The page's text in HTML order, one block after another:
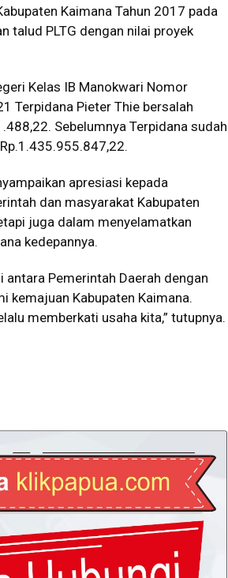
Kaimana Tahun 2017 pada
talud PLTG dengan nilai proyek
Kelas IB Manokwari Nomor
Terpidana Pieter Thie bersalah
Sebelumnya Terpidana sudah
apresiasi kepada
dan masyarakat Kabupaten
juga dalam menyelamatkan
kedepannya.
Pemerintah Daerah dengan
kemajuan Kabupaten Kaimana.
memberkati usaha kita,” tutupnya.